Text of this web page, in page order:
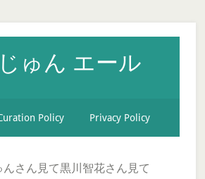
ゅん エール
Policy Privacy Policy
さん見て黒川智花さん見て